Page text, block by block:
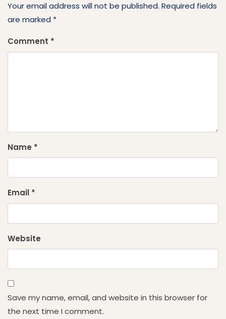
Your email address will not be published. Required fields
are marked *
Comment *
Name *
Email *
Website
Save my name, email, and website in this browser for
the next time I comment.